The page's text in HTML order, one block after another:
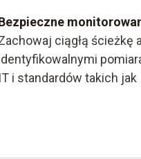
ciągłą ścieżkę
i standardów takich jak